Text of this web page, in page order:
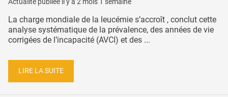
Actualité publiée il y a 2 mois 1 semaine
La charge mondiale de la leucémie s’accroît , conclut cette
analyse systématique de la prévalence, des années de vie
corrigées de l’incapacité (AVCI) et des ...
LIRE LA SUITE